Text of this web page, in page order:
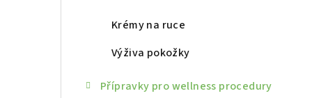
Krémy na ruce
Výživa pokožky
Přípravky pro wellness procedury